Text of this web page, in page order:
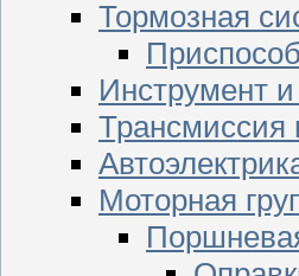
Тормозная
Инструмент
Трансмиссия
Моторная